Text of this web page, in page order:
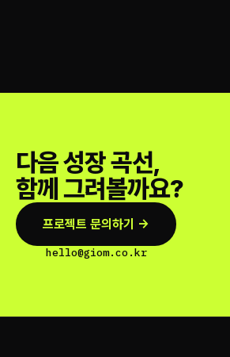
다음 성장 곡선,
함께 그려볼까요?
프로젝트 문의하기 →
hello@giom.co.kr